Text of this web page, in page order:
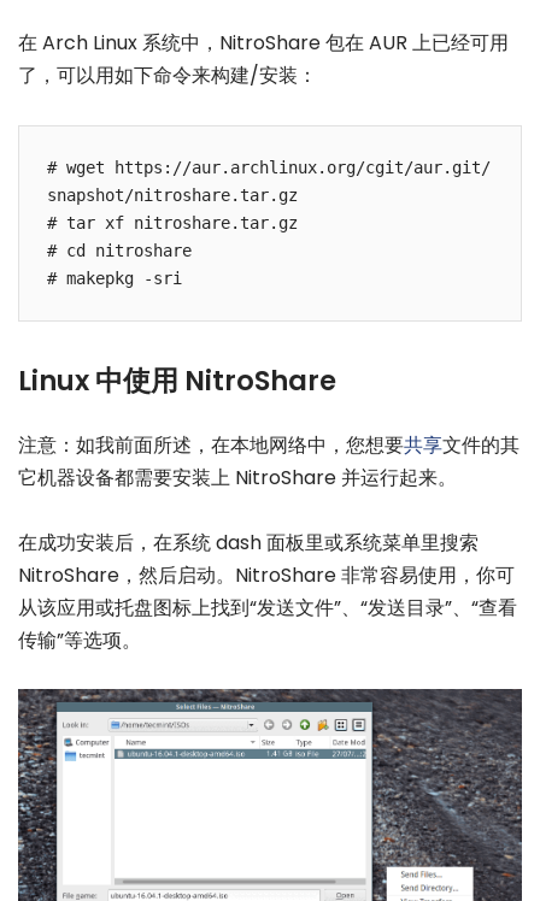
在 Arch Linux 系统中，NitroShare 包在 AUR 上已经可用
了，可以用如下命令来构建/安装：
# wget https://aur.archlinux.org/cgit/aur.git/
snapshot/nitroshare.tar.gz
# tar xf nitroshare.tar.gz
# cd nitroshare
Linux 中使用 NitroShare
注意：如我前面所述，在本地网络中，您想要共享文件的其
它机器设备都需要安装上 NitroShare 并运行起来。
在成功安装后，在系统 dash 面板里或系统菜单里搜索
NitroShare，然后启动。NitroShare 非常容易使用，你可
从该应用或托盘图标上找到“发送文件”、“发送目录”、“查看
传输”等选项。